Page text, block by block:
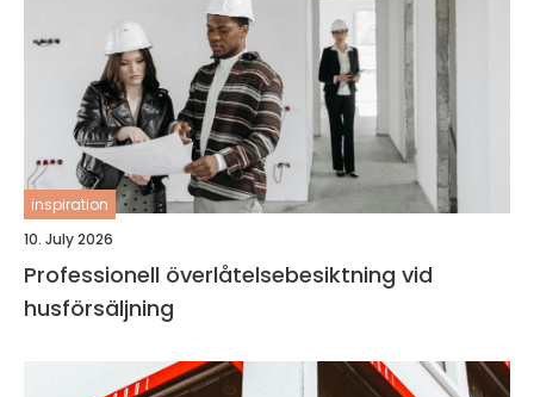
inspiration
10. July 2026
Professionell överlåtelsebesiktning vid
husförsäljning